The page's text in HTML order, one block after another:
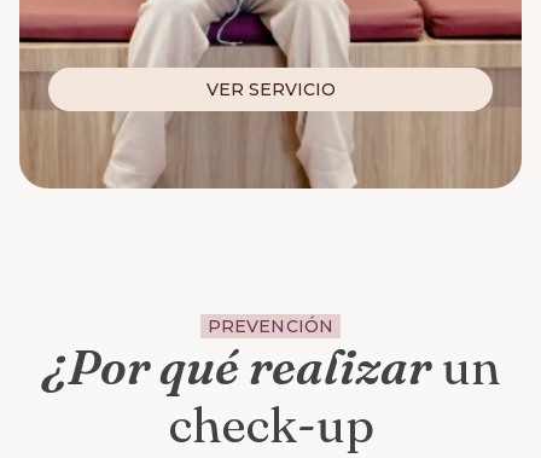
VER SERVICIO
PREVENCIÓN
¿Por qué realizarun
check-up